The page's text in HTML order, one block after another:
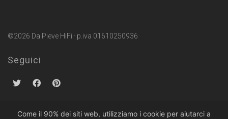
©2026 Da Pieve HiFi · p.iva 01610250936
Seguici
Come il 90% dei siti web, utilizziamo i cookie per aiutarci a